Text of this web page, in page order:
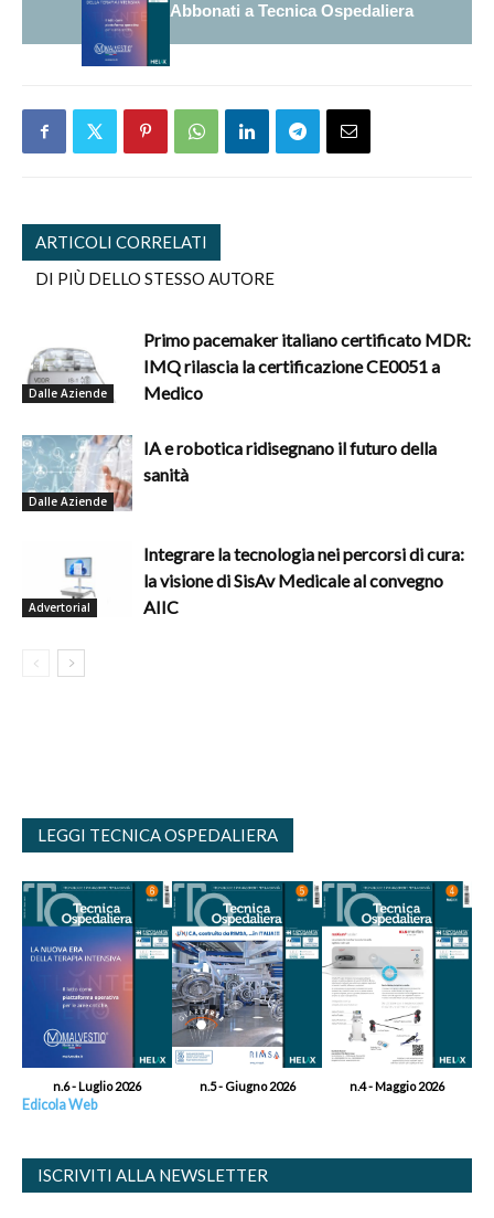
Abbonati a Tecnica Ospedaliera
ARTICOLI CORRELATI
DI PIÙ DELLO STESSO AUTORE
Dalle Aziende
Primo pacemaker italiano certificato MDR:
IMQ rilascia la certificazione CE0051 a
Medico
Dalle Aziende
IA e robotica ridisegnano il futuro della
sanità
Advertorial
Integrare la tecnologia nei percorsi di cura:
la visione di SisAv Medicale al convegno
AIIC
LEGGI TECNICA OSPEDALIERA
n.6 - Luglio 2026 n.5 - Giugno 2026 n.4 - Maggio 2026
Edicola Web
ISCRIVITI ALLA NEWSLETTER